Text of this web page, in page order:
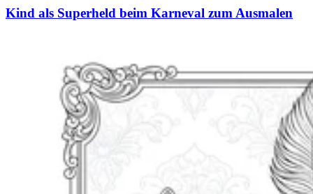
Kind als Superheld beim Karneval zum Ausmalen